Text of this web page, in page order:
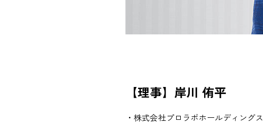
【理事】岸川 侑平
・株式会社プロラボホールディングス